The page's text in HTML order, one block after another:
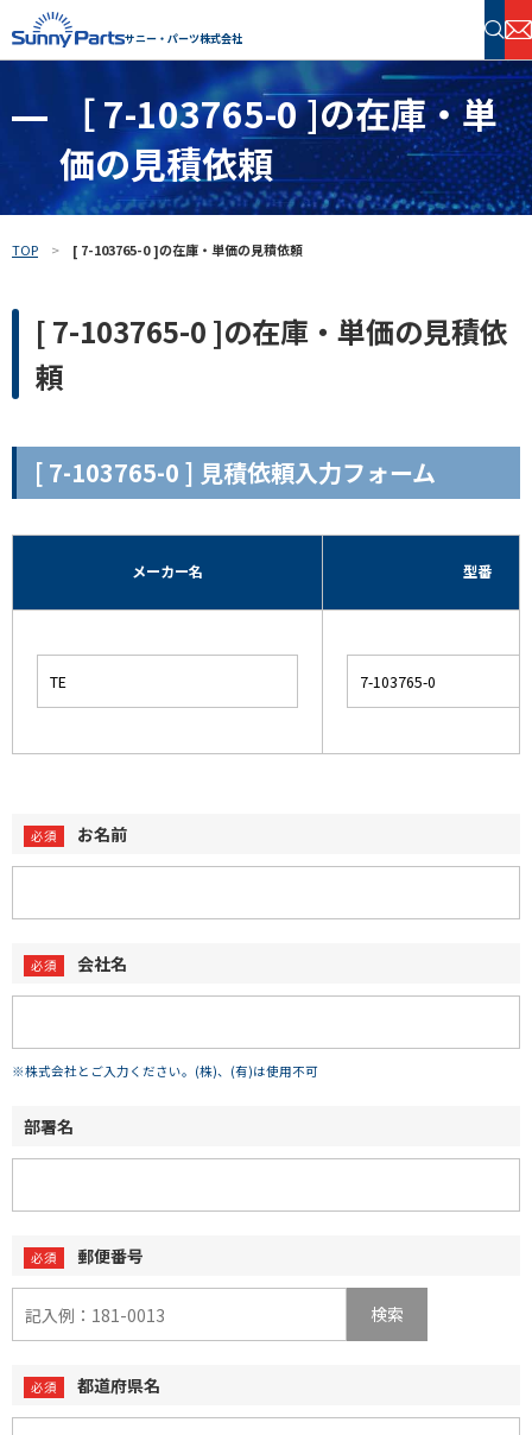
サニー・パーツ株式会社
半導体・電子部品 在庫検索
フリーワードで探す
［ 7-103765-0 ]の在庫・単
価の見積依頼
TOP [ 7-103765-0 ]の在庫・単価の見積依頼
[ 7-103765-0 ]の在庫・単価の見積依
頼
[ 7-103765-0 ] 見積依頼入力フォーム
メーカー名 型番
お名前
会社名
※株式会社とご入力ください。(株)、(有)は使用不可
部署名
郵便番号
検索
都道府県名